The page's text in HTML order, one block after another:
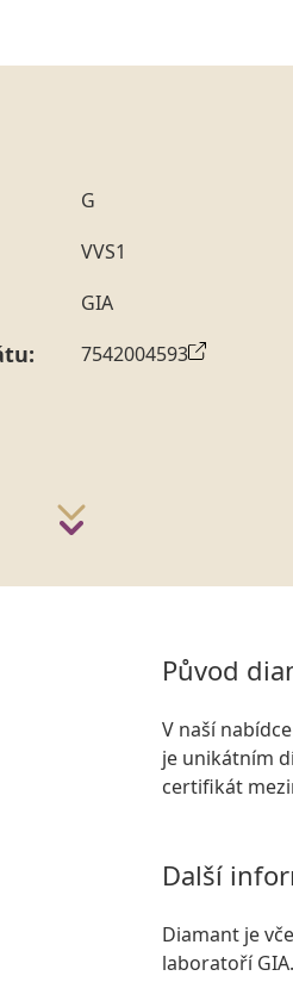
G
VVS1
GIA
7542004593
Původ
V naší
je unikátním
certifikát
Další
Diamant je
laboratoří GIA.